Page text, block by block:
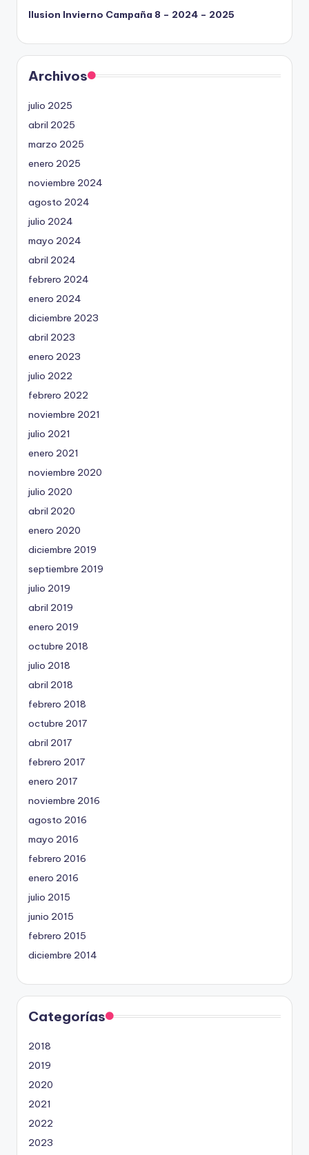
Ilusion Invierno Campaña 8 – 2024 – 2025
Archivos
julio 2025
abril 2025
marzo 2025
enero 2025
noviembre 2024
agosto 2024
julio 2024
mayo 2024
abril 2024
febrero 2024
enero 2024
diciembre 2023
abril 2023
enero 2023
julio 2022
febrero 2022
noviembre 2021
julio 2021
enero 2021
noviembre 2020
julio 2020
abril 2020
enero 2020
diciembre 2019
septiembre 2019
julio 2019
abril 2019
enero 2019
octubre 2018
julio 2018
abril 2018
febrero 2018
octubre 2017
abril 2017
febrero 2017
enero 2017
noviembre 2016
agosto 2016
mayo 2016
febrero 2016
enero 2016
julio 2015
junio 2015
febrero 2015
diciembre 2014
Categorías
2018
2019
2020
2021
2022
2023